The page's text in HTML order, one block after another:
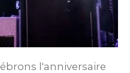
l'anniversaire